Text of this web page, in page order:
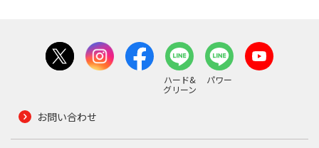
ハード&
グリーン
パワー
お問い合わせ